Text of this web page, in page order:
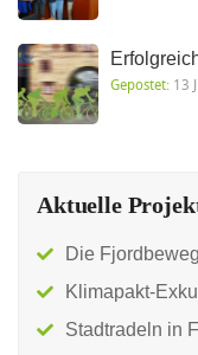
Gepostet: 13
Aktuelle
Die
Klimapakt-
Stadtradeln in